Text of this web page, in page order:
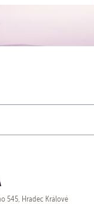
545, Hradec Králové